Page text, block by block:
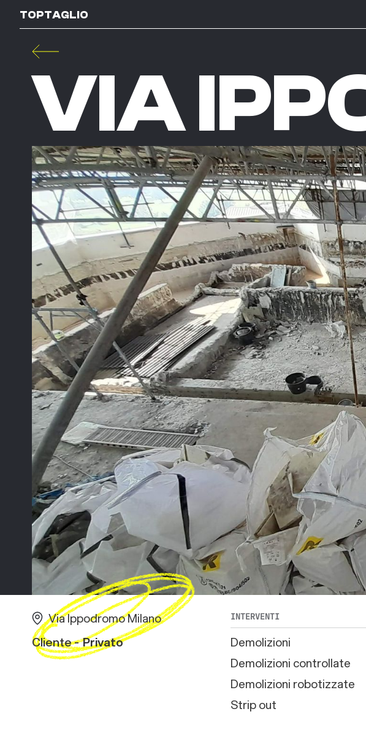
TOPTAGLIO
VIA
Via Ippodromo Milano
Cliente - Privato
INTERVENTI
Demolizioni
Demolizioni controllate
Demolizioni robotizzate
Strip out